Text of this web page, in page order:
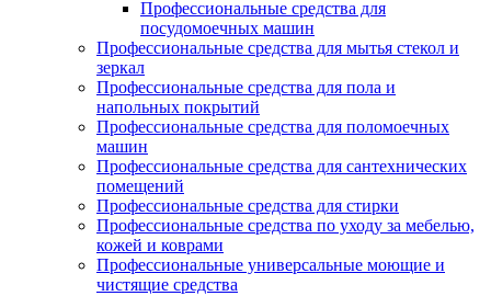
Профессиональные средства для
посудомоечных машин
Профессиональные средства для мытья стекол и
зеркал
Профессиональные средства для пола и
напольных покрытий
Профессиональные средства для поломоечных
машин
Профессиональные средства для сантехнических
помещений
Профессиональные средства для стирки
Профессиональные средства по уходу за мебелью,
кожей и коврами
Профессиональные универсальные моющие и
чистящие средства